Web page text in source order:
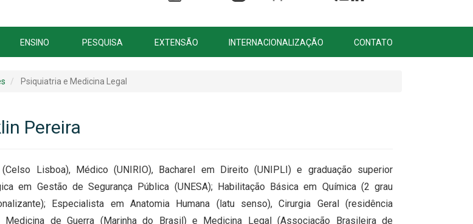
ENSINO PESQUISA EXTENSÃO INTERNACIONALIZAÇÃO CONTATO
Psiquiatria e Medicina Legal
Pereira
Lisboa), Médico (UNIRIO), Bacharel em Direito (UNIPLI) e graduação superior
em Gestão de Segurança Pública (UNESA); Habilitação Básica em Química (2 grau
Especialista em Anatomia Humana (latu senso), Cirurgia Geral (residência
Medicina de Guerra (Marinha do Brasil) e Medicina Legal (Associação Brasileira de